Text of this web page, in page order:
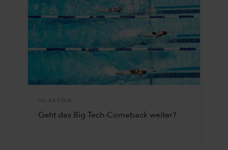
US-AKTIEN
Geht das Big Tech-Comeback weiter?